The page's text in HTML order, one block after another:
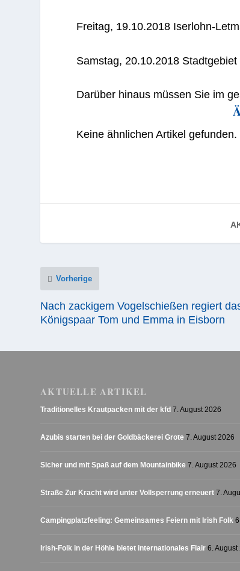
Freitag, 19.10.2018 Iserlohn-
Samstag, 20.10.2018 Stadtgebiet
Darüber hinaus müssen Sie im
Keine ähnlichen Artikel gefunden.
Vorherige
Nach zackigem Vogelschießen regiert
Königspaar Tom und Emma in Eisborn
AKTUELLE ARTIKEL
Traditionelles Krautpacken mit der kfd 7. August 2026
Azubis starten bei der Goldbäckerei Grote 7. August 2026
Sicher und mit Spaß auf dem Mountainbike 7. August 2026
Straße Zur Kracht wird unter Vollsperrung erneuert 7.
Campingplatzfeeling: Gemeinsames Feiern mit Irish Folk
Irish-Folk in der Höhle bietet internationales Flair 6. August